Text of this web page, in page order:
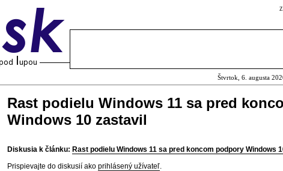
Štvrtok, 6. augusta
Rast podielu Windows 11 sa pred
Windows 10 zastavil
Diskusia k článku: Rast podielu Windows 11 sa pred koncom podpory Windows
Prispievajte do diskusií ako prihlásený užívateľ.